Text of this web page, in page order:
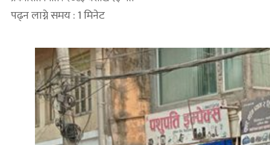
पढ्न लाग्ने समय : 1 मिनेट